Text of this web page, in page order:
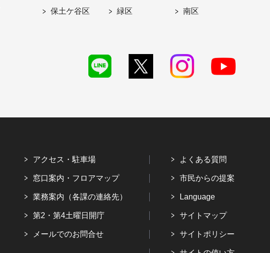
保土ケ谷区 緑区 南区
アクセス・駐車場
窓口案内・フロアマップ
業務案内（各課の連絡先）
第2・第4土曜日開庁
メールでのお問合せ
よくある質問
市民からの提案
Language
サイトマップ
サイトポリシー